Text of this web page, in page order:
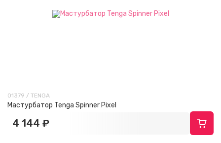
01379 / TENGA
Мастурбатор Tenga Spinner Pixel
4 144 ₽